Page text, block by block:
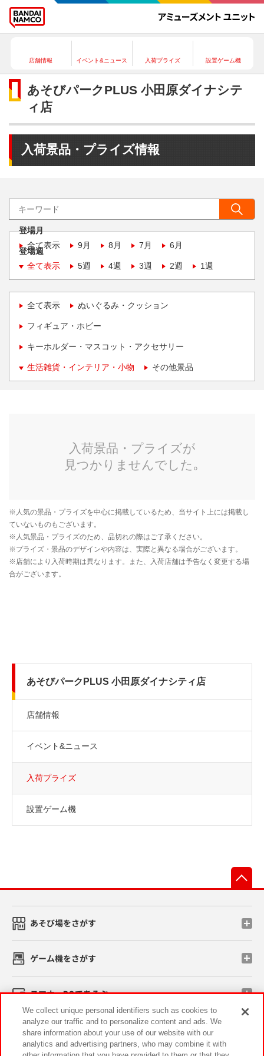
店舗情報 イベント&ニュース 入荷プライズ 設置ゲーム機
あそびパークPLUS 小田原ダイナシテ
ィ店
入荷景品・プライズ情報
登場月
全て表示
9月 8月 7月 6月
登場週
全て表示
5週 4週 3週 2週 1週
全て表示 ぬいぐるみ・クッション
フィギュア・ホビー
キーホルダー・マスコット・アクセサリー
生活雑貨・インテリア・小物 その他景品
あそびパークPLUS 小田原ダイナシティ店
店舗情報
イベント&ニュース
入荷プライズ
設置ゲーム機
あそび場をさがす
ゲーム機をさがす
スマホ・PCであそぶ
イベント・キャンペーン
We collect unique personal identifiers such as cookies to
analyze our traffic and to personalize content and ads. We
share information about your use of our website with our
analytics and advertising partners, who may combine it with